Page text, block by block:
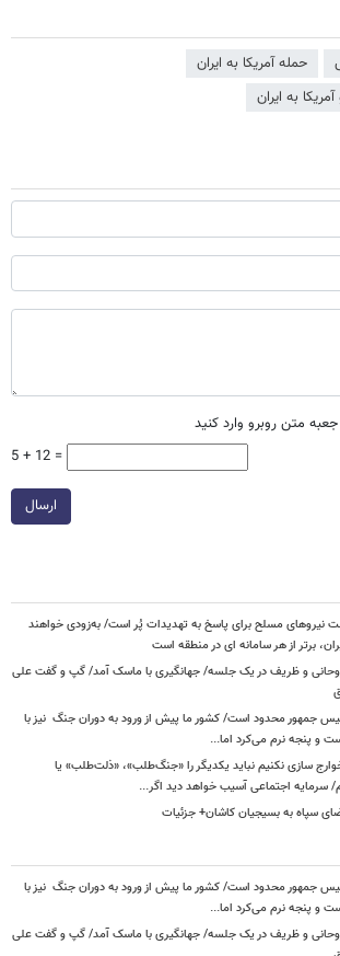
حمله آمریکا به ایران
به ایران
متن روبرو وارد کنید
5 + 12 =
ارسال
نیروهای مسلح برای پاسخ به تهدیدات پُر است/ به‌زودی خواهند
برتر از هر سامانه ای در منطقه است
و ظریف در یک جلسه/ جهانگیری با ماسک آمد/ گپ و گفت علی
جمهور محدود است/ کشور ما پیش از ورود به دوران جنگ نیز با
و پنجه نرم می‌کرد اما...
سازی نکنیم نباید یکدیگر را «جنگ‌طلب»، «ذلت‌طلب» یا
اجتماعی آسیب خواهد دید اگر...
سپاه به بسیجیان کاشان+ جزئیات
جمهور محدود است/ کشور ما پیش از ورود به دوران جنگ نیز با
و پنجه نرم می‌کرد اما...
و ظریف در یک جلسه/ جهانگیری با ماسک آمد/ گپ و گفت علی